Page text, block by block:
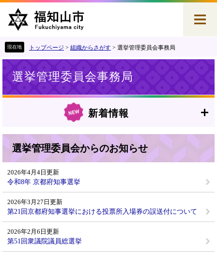
本
トップページ > 組織からさがす > 選挙管理委員会事務局
選挙管理委員会事務局
新着情報
選挙管理委員会からのお知らせ
2026年4月4日更新
令和8年 京都府知事選挙
2026年3月27日更新
第21回京都府知事選挙における投票所入場券の誤送付について
2026年2月6日更新
第51回衆議院議員総選挙